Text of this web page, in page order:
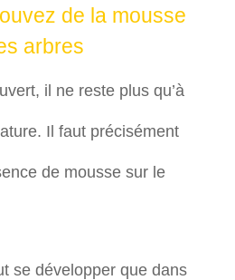
de la mousse
arbres
il ne reste plus qu’à
Il faut précisément
de mousse sur le
se développer que dans